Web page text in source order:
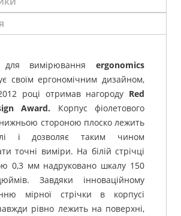
для вимірювання ergonomics
своїм ергономічним дизайном,
році отримав нагороду Red
Award.
Корпус фіолетового
стороною плоско лежить
і дозволяє таким чином
точні виміри. На білій стрічці
0,3 мм надруковано шкалу 150
Завдяки інноваційному
мірної стрічки в корпусі
рівно лежить на поверхні,